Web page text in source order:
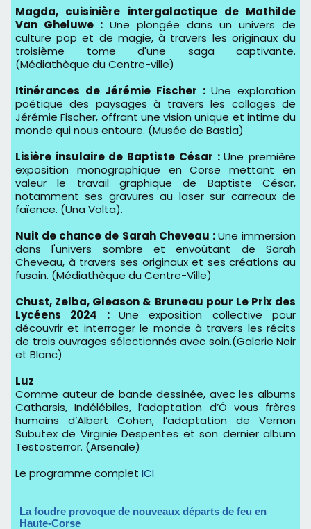
Magda, cuisinière intergalactique de Mathilde
Van Gheluwe : Une plongée dans un univers de
culture pop et de magie, à travers les originaux du
troisième tome d'une saga captivante.
(Médiathèque du Centre-ville)
Itinérances de Jérémie Fischer :Une exploration
poétique des paysages à travers les collages de
Jérémie Fischer, offrant une vision unique et intime du
monde qui nous entoure. (Musée de Bastia)
Lisière insulaire de Baptiste César :Une première
exposition monographique en Corse mettant en
valeur le travail graphique de Baptiste César,
notamment ses gravures au laser sur carreaux de
faïence. (Una Volta).
Nuit de chance de Sarah Cheveau :Une immersion
dans l'univers sombre et envoûtant de Sarah
Cheveau, à travers ses originaux et ses créations au
fusain. (Médiathèque du Centre-Ville)
Chust, Zelba, Gleason & Bruneau pour Le Prix des
Lycéens 2024 : Une exposition collective pour
découvrir et interroger le monde à travers les récits
de trois ouvrages sélectionnés avec soin.(Galerie Noir
et Blanc)
Luz
Comme auteur de bande dessinée, avec les albums
Catharsis, Indélébiles, l’adaptation d’Ô vous frères
humains d’Albert Cohen, l’adaptation de Vernon
Subutex de Virginie Despentes et son dernier album
Testosterror. (Arsenale)
Le programme complet ICI
La foudre provoque de nouveaux départs de feu en
Haute-Corse